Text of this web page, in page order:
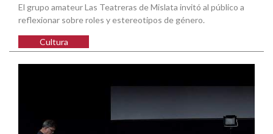
El grupo amateur Las Teatreras de Mislata invitó al público a
reflexionar sobre roles y estereotipos de género.
Cultura